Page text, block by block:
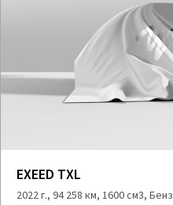
EXEED TXL
2022 г., 94 258 км, 1600 см3,